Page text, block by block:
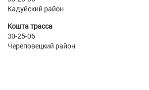
Кадуйский район
Кошта трасса
30-25-06
Череповецкий район